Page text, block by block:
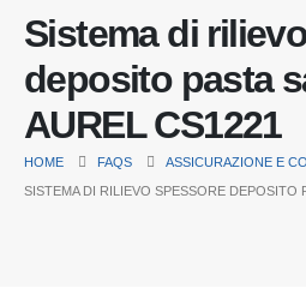
Sistema di
deposito pasta
AUREL CS1221
HOME FAQS
ASSICURAZIONE E
SISTEMA DI RILIEVO SPESSORE DEPOSITO